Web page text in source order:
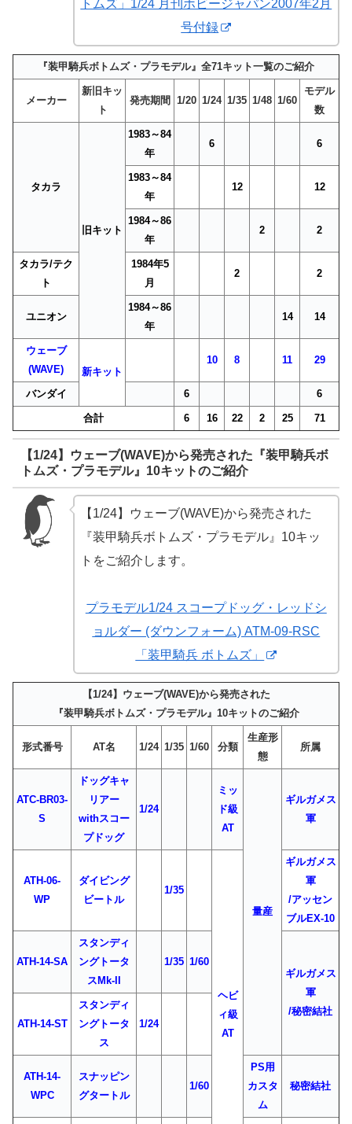
トムズ」1/24 月刊ホビージャパン2007年2月
号付録
『装甲騎兵ボトムズ・プラモデル』全71キット一覧のご紹介
メーカー
新旧キッ
ト
発売期間 1/20 1/24 1/35 1/48 1/60
モデル
数
タカラ
旧キット
1983～84
年
6 6
1983～84
年
12 12
1984～86
年
2 2
タカラ/テク
ト
1984年5
月
2 2
ユニオン
1984～86
年
14 14
ウェーブ
(WAVE)
新キット
10 8 11 29
バンダイ 6 6
合計 6 16 22 2 25 71
【1/24】ウェーブ(WAVE)から発売された『装甲騎兵ボ
トムズ・プラモデル』10キットのご紹介
【1/24】ウェーブ(WAVE)から発売された
『装甲騎兵ボトムズ・プラモデル』10キッ
トをご紹介します。
プラモデル1/24 スコープドッグ・レッドシ
ョルダー (ダウンフォーム) ATM-09-RSC
「装甲騎兵 ボトムズ」
【1/24】ウェーブ(WAVE)から発売された
『装甲騎兵ボトムズ・プラモデル』10キットのご紹介
形式番号 AT名 1/24 1/35 1/60 分類
生産形
態
所属
ATC-BR03-
S
ドッグキャ
リアー
withスコー
プドッグ
1/24
ミッ
ド級
AT
量産
ギルガメス
軍
ATH-06-
WP
ダイビング
ビートル
1/35
ヘビ
ィ級
AT
ギルガメス
軍
/アッセン
ブルEX-10
ATH-14-SA
スタンディ
ングトータ
スMk-II
1/35 1/60
ギルガメス
軍
/秘密結社
ATH-14-ST
スタンディ
ングトータ
ス
1/24
ATH-14-
WPC
スナッピン
グタートル
1/60
PS用
カスタ
ム
秘密結社